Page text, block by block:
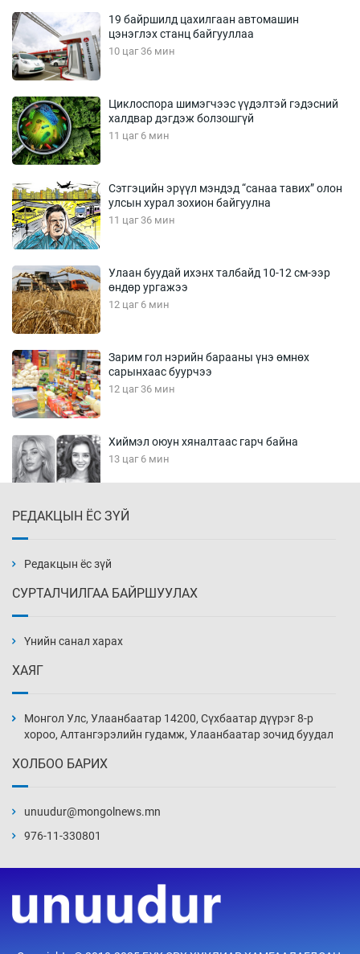
19 байршилд цахилгаан автомашин
цэнэглэх станц байгууллаа
10 цаг 36 мин
Циклоспора шимэгчээс үүдэлтэй гэдэсний
халдвар дэгдэж болзошгүй
11 цаг 6 мин
Сэтгэцийн эрүүл мэндэд “санаа тавих” олон
улсын хурал зохион байгуулна
11 цаг 36 мин
Улаан буудай ихэнх талбайд 10-12 см-ээр
өндөр ургажээ
12 цаг 6 мин
Зарим гол нэрийн барааны үнэ өмнөх
сарынхаас буурчээ
12 цаг 36 мин
Хиймэл оюун хяналтаас гарч байна
13 цаг 6 мин
13 цаг 36 мин
нэмэгджээ
14 цаг 6 мин
14 цаг 36 мин
15 цаг 6 мин
РЕДАКЦЫН ЁС ЗҮЙ
Редакцын ёс зүй
СУРТАЛЧИЛГАА БАЙРШУУЛАХ
Үнийн санал харах
ХАЯГ
Монгол Улс, Улаанбаатар 14200, Сүхбаатар дүүрэг 8-р
хороо, Алтангэрэлийн гудамж, Улаанбаатар зочид буудал
ХОЛБОО БАРИХ
unuudur@mongolnews.mn
976-11-330801